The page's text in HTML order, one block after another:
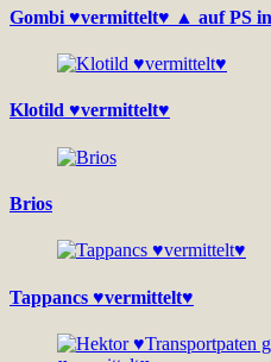
Gombi ♥vermittelt♥ ▲ auf PS
Klotild ♥vermittelt♥
Brios
Tappancs ♥vermittelt♥